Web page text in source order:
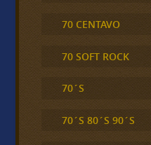
70 CENTAVO
70 SOFT ROCK
70´S
70´S 80´S 90´S